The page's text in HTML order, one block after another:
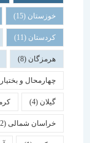
خوزستان(15)
کردستان(11)
هرمزگان(8) فارس
چهارمحال و بختیاری (4)
کرمان
خراسان شمالی(2)